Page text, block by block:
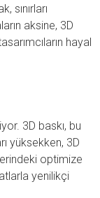
sınırları
aksine, 3D
hayal
3D baskı, bu
yüksekken, 3D
optimize
yenilikçi